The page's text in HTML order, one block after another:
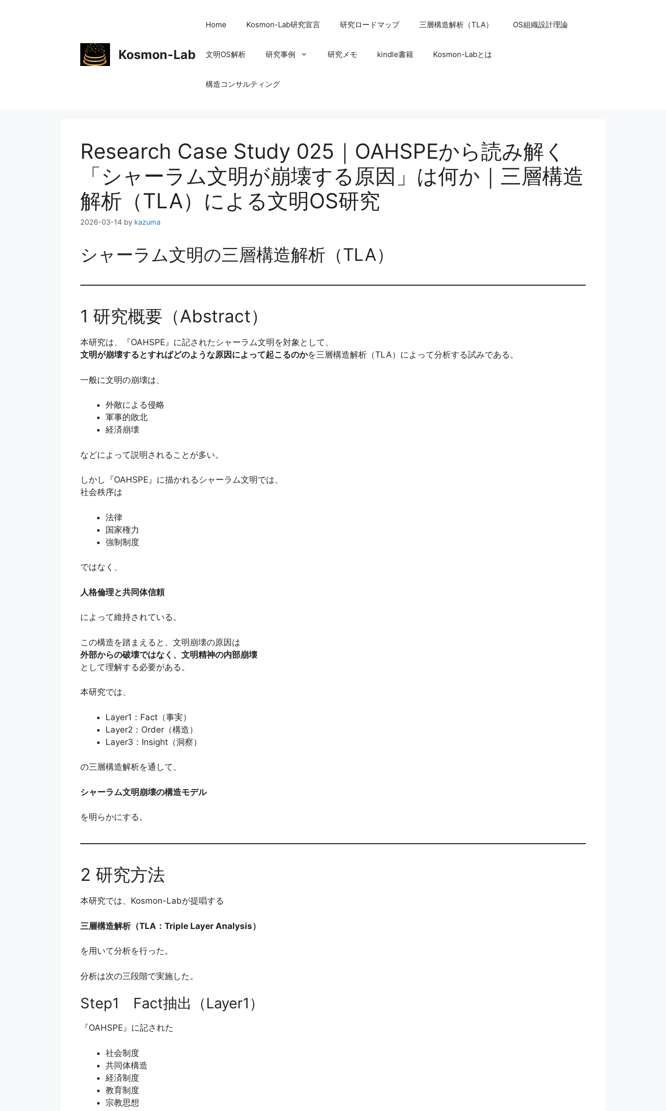
Kosmon-Lab
Home Kosmon-Lab研究宣言 研究ロードマップ 三層構造解析（TLA） OS組織設計理論
文明OS解析 研究事例 研究メモ kindle書籍 Kosmon-Labとは
構造コンサルティング
Research Case Study 025｜OAHSPEから読み解く
「シャーラム文明が崩壊する原因」は何か｜三層構造
解析（TLA）による文明OS研究
2026-03-14 by kazuma
シャーラム文明の三層構造解析（TLA）
1 研究概要（Abstract）
本研究は、『OAHSPE』に記されたシャーラム文明を対象として、
文明が崩壊するとすればどのような原因によって起こるのかを三層構造解析（TLA）によって分析する試みである。
一般に文明の崩壊は、
外敵による侵略
軍事的敗北
経済崩壊
などによって説明されることが多い。
しかし『OAHSPE』に描かれるシャーラム文明では、
社会秩序は
法律
国家権力
強制制度
ではなく、
人格倫理と共同体信頼
によって維持されている。
この構造を踏まえると、文明崩壊の原因は
外部からの破壊ではなく、文明精神の内部崩壊
として理解する必要がある。
本研究では、
Layer1：Fact（事実）
Layer2：Order（構造）
Layer3：Insight（洞察）
の三層構造解析を通して、
シャーラム文明崩壊の構造モデル
を明らかにする。
2 研究方法
本研究では、Kosmon-Labが提唱する
三層構造解析（TLA：Triple Layer Analysis）
を用いて分析を行った。
分析は次の三段階で実施した。
Step1 Fact抽出（Layer1）
『OAHSPE』に記された
社会制度
共同体構造
経済制度
教育制度
宗教思想